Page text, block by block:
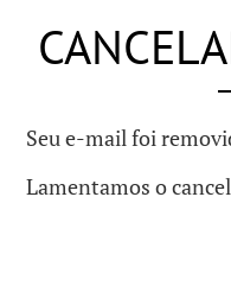
Seu e-mail foi
Lamentamos o